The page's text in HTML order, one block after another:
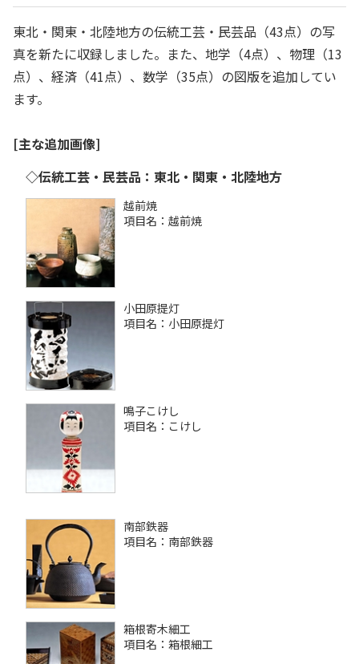
東北・関東・北陸地方の伝統工芸・民芸品（43点）の写
真を新たに収録しました。また、地学（4点）、物理（13
点）、経済（41点）、数学（35点）の図版を追加してい
ます。
[主な追加画像]
◇伝統工芸・民芸品：東北・関東・北陸地方
越前焼
項目名：越前焼
小田原提灯
項目名：小田原提灯
鳴子こけし
項目名：こけし
南部鉄器
項目名：南部鉄器
箱根寄木細工
項目名：箱根細工